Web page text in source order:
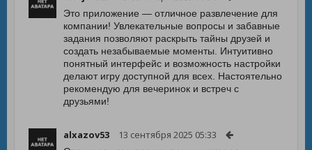
Это приложение — отличное развлечение для
компании! Увлекательные вопросы и забавные
задания позволяют раскрыть тайны друзей и
создать незабываемые моменты. Интуитивно
понятный интерфейс и возможность настройки
делают игру доступной для всех. Настоятельно
рекомендую для вечеринок и встреч с
друзьями!
alxazov53 13 сентября 2025 05:33